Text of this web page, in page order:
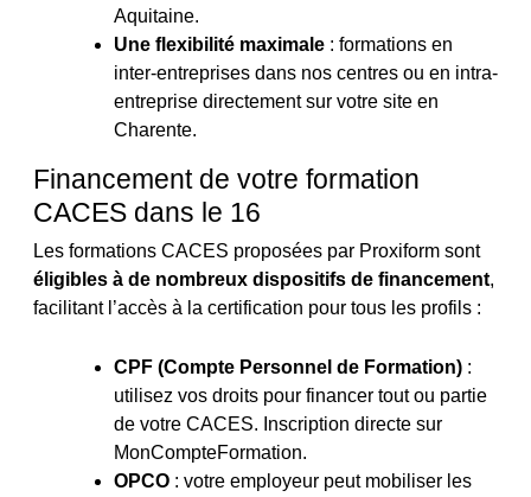
Aquitaine.
Une flexibilité maximale : formations en
inter-entreprises dans nos centres ou en intra-
entreprise directement sur votre site en
Charente.
Financement de votre formation
CACES dans le 16
Les formations CACES proposées par Proxiform sont
éligibles à de nombreux dispositifs de financement,
facilitant l’accès à la certification pour tous les profils :
CPF (Compte Personnel de Formation) :
utilisez vos droits pour financer tout ou partie
de votre CACES. Inscription directe sur
MonCompteFormation.
OPCO : votre employeur peut mobiliser les